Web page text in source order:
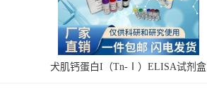
犬肌钙蛋白I（Tn-Ⅰ）ELISA试剂盒